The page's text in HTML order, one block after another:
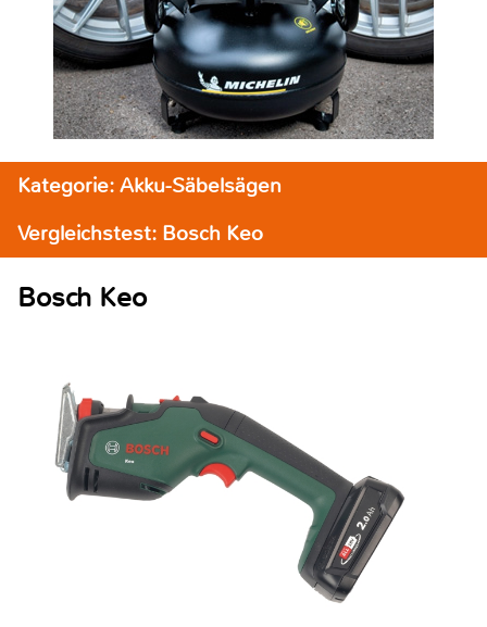
Kategorie: Akku-Säbelsägen
Vergleichstest: Bosch Keo
Bosch Keo